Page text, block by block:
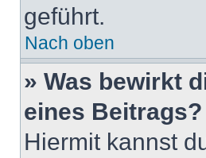
geführt.
Nach oben
» Was bewirkt
eines Beitrags?
Hiermit kannst